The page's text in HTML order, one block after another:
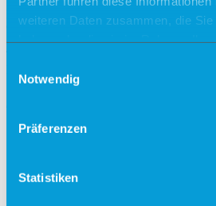
weiteren Daten zusammen, die
Notwendig
Präferenzen
Statistiken
Kontakt:
99428 Weimar